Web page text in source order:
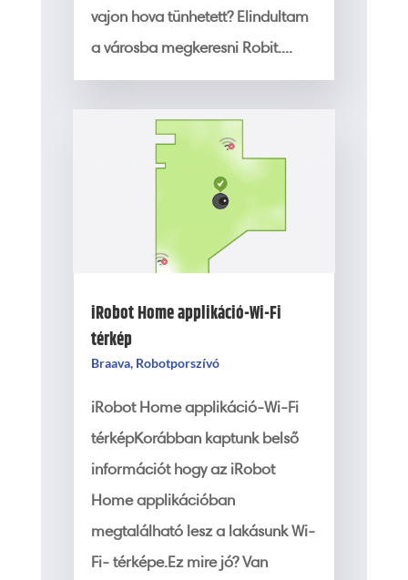
vajon hova tünhetett? Elindultam
a városba megkeresni Robit....
iRobot Home applikáció-Wi-Fi
térkép
Braava, Robotporszívó
iRobot Home applikáció-Wi-Fi
térképKorábban kaptunk belső
információt hogy az iRobot
Home applikációban
megtalálható lesz a lakásunk Wi-
Fi- térképe.Ez mire jó? Van